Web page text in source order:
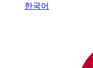
한국어